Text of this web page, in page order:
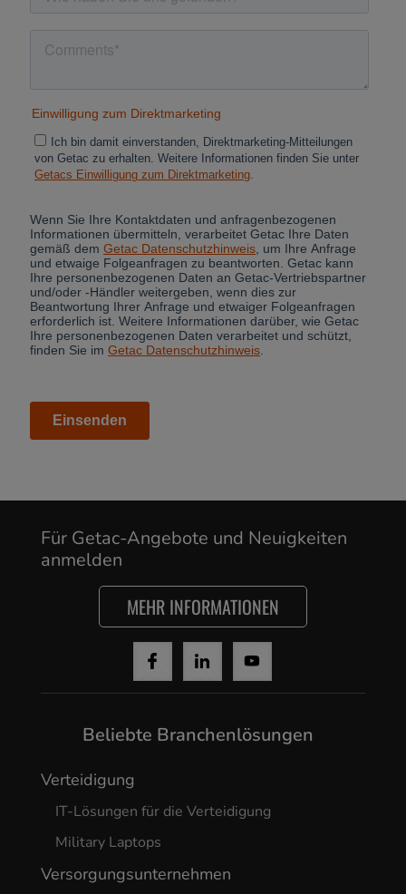
Cancel
Yes, I agree
Für Getac-Angebote und Neuigkeiten
anmelden
MEHR INFORMATIONEN
Beliebte Branchenlösungen
Verteidigung
IT-Lösungen für die Verteidigung
Military Laptops
Versorgungsunternehmen